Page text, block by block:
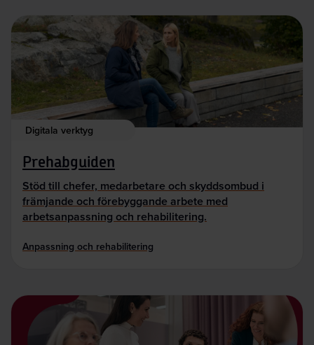
Digitala verktyg
Prehabguiden
Stöd till chefer, medarbetare och skyddsombud i
främjande och förebyggande arbete med
arbetsanpassning och rehabilitering.
Anpassning och rehabilitering